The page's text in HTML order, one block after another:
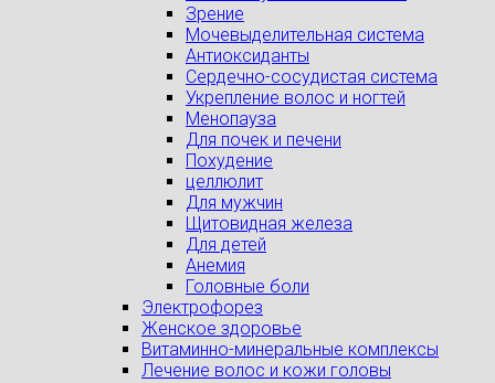
Зрение
Мочевыделительная система
Антиоксиданты
Сердечно-сосудистая система
Укрепление волос и ногтей
Менопауза
Для почек и печени
Похудение
целлюлит
Для мужчин
Щитовидная железа
Для детей
Анемия
Головные боли
Электрофорез
Женское здоровье
Витаминно-минеральные комплексы
Лечение волос и кожи головы